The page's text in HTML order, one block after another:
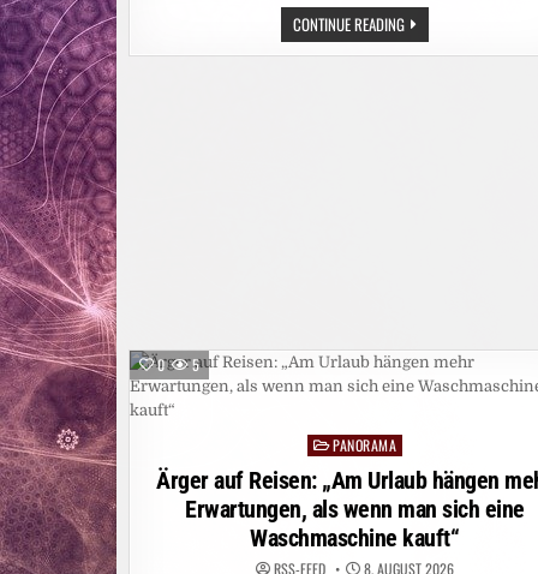
CONTINUE READINGITALIEN:
WALDBRAND
AM
0 5
PostedPANORAMA
Ärger auf Reisen: „Am Urlaub hängen
Erwartungen, als wenn man sich eine
Waschmaschine kauft“
RSS-FEED 8. AUGUST 2026